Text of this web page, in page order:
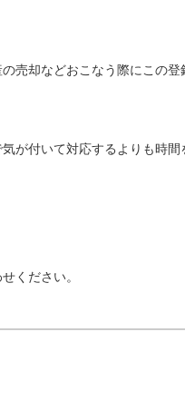
売却などおこなう際にこの登
が付いて対応するよりも時間
ください。